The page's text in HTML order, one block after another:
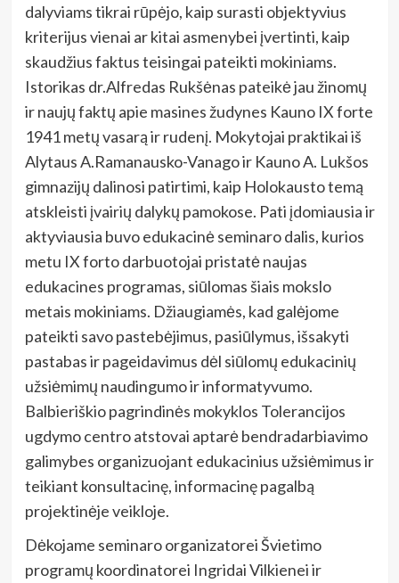
dalyviams tikrai rūpėjo, kaip surasti objektyvius
kriterijus vienai ar kitai asmenybei įvertinti, kaip
skaudžius faktus teisingai pateikti mokiniams.
Istorikas dr.Alfredas Rukšėnas pateikė jau žinomų
ir naujų faktų apie masines žudynes Kauno IX forte
1941 metų vasarą ir rudenį. Mokytojai praktikai iš
Alytaus A.Ramanausko-Vanago ir Kauno A. Lukšos
gimnazijų dalinosi patirtimi, kaip Holokausto temą
atskleisti įvairių dalykų pamokose. Pati įdomiausia ir
aktyviausia buvo edukacinė seminaro dalis, kurios
metu IX forto darbuotojai pristatė naujas
edukacines programas, siūlomas šiais mokslo
metais mokiniams. Džiaugiamės, kad galėjome
pateikti savo pastebėjimus, pasiūlymus, išsakyti
pastabas ir pageidavimus dėl siūlomų edukacinių
užsiėmimų naudingumo ir informatyvumo.
Balbieriškio pagrindinės mokyklos Tolerancijos
ugdymo centro atstovai aptarė bendradarbiavimo
galimybes organizuojant edukacinius užsiėmimus ir
teikiant konsultacinę, informacinę pagalbą
projektinėje veikloje.
Dėkojame seminaro organizatorei Švietimo
programų koordinatorei Ingridai Vilkienei ir